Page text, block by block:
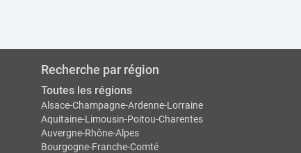
Recherche par région
Toutes les régions
Alsace-Champagne-Ardenne-Lorraine
Aquitaine-Limousin-Poitou-Charentes
Auvergne-Rhône-Alpes
Bourgogne-Franche-Comté